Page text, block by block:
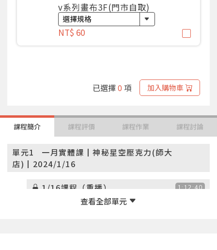
v系列畫布3F(門市自取)
NT$ 60
已選擇0 項 加入購物車
課程簡介 課程評價 課程作業 課程討論
單元1
一月實體課┃神秘星空壓克力(師大
店)┃2024/1/16
1/16課程（重播） 1:12:40